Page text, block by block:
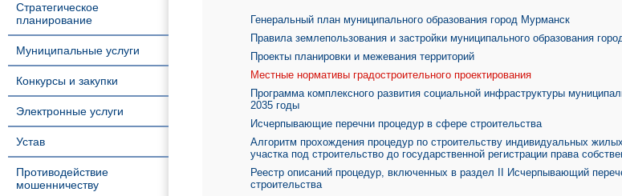
Стратегическое
планирование
Муниципальные услуги
Конкурсы и закупки
Электронные услуги
Устав
Противодействие
мошенничеству
Генеральный план муниципального образования город Мурманск
Правила землепользования и застройки муниципального образования
Проекты планировки и межевания территорий
Местные нормативы градостроительного проектирования
Программа комплексного развития социальной инфраструктуры
2035 годы
Исчерпывающие перечни процедур в сфере строительства
Алгоритм прохождения процедур по строительству индивидуальных
участка под строительство до государственной регистрации права
Реестр описаний процедур, включенных в раздел II Исчерпывающий
строительства